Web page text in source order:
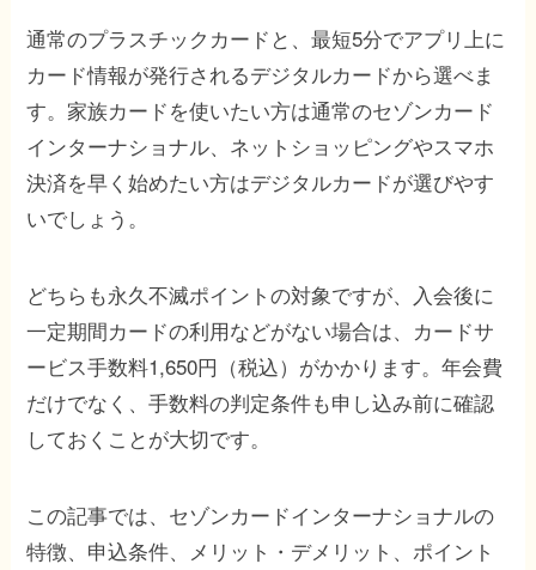
通常のプラスチックカードと、最短5分でアプリ上に
カード情報が発行されるデジタルカードから選べま
す。家族カードを使いたい方は通常のセゾンカード
インターナショナル、ネットショッピングやスマホ
決済を早く始めたい方はデジタルカードが選びやす
いでしょう。
どちらも永久不滅ポイントの対象ですが、入会後に
一定期間カードの利用などがない場合は、カードサ
ービス手数料1,650円（税込）がかかります。年会費
だけでなく、手数料の判定条件も申し込み前に確認
しておくことが大切です。
この記事では、セゾンカードインターナショナルの
特徴、申込条件、メリット・デメリット、ポイント